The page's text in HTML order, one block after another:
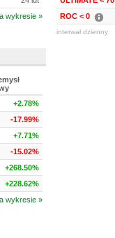
ROC < 0
interwał dzienny
wykresie »
+2.78%
-17.99%
+7.71%
-15.02%
+268.50%
+228.62%
wykresie »